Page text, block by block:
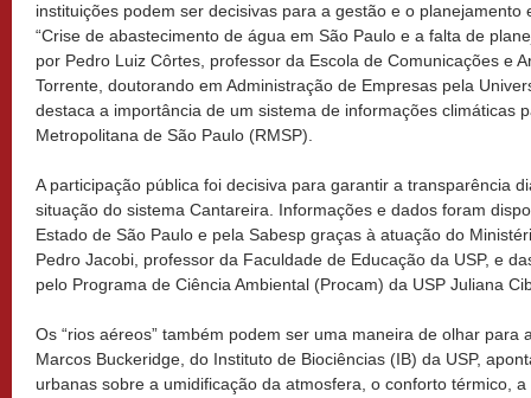
instituições podem ser decisivas para a gestão e o
“Crise de abastecimento de água em São Paulo e a falta de
por Pedro Luiz Côrtes, professor da Escola de Comunicações e
Torrente, doutorando em Administração de Empresas pela
destaca a importância de um sistema de informações climáticas
Metropolitana de São Paulo (RMSP).
A participação pública foi decisiva para garantir a transparência
situação do sistema Cantareira. Informações e dados foram
Estado de São Paulo e pela Sabesp graças à atuação do
Pedro Jacobi, professor da Faculdade de Educação da USP, e
pelo Programa de Ciência Ambiental (Procam) da USP Juliana
Os “rios aéreos” também podem ser uma maneira de olhar para
Marcos Buckeridge, do Instituto de Biociências (IB) da USP,
urbanas sobre a umidificação da atmosfera, o conforto térmico,